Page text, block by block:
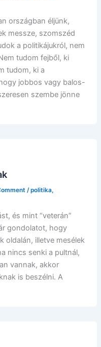
országban éljünk,
messze, szomszéd
a politikájukról, nem
tudom fejből, ki
tudom, ki a
jobbos vagy balos-
szembe jönne
/politika,
és mint “veterán”
gondolatot, hogy
oldalán, illetve mesélek
nincs senki a pultnál,
vannak, akkor
is beszélni. A